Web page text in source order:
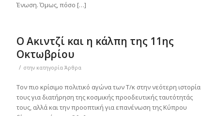
Ένωση. Όμως, πόσο […]
Ο Ακιντζί και η κάλπη της 11ης
Οκτωβρίου
/ στην κατηγορία Άρθρα
Τον πιο κρίσιμο πολιτικό αγώνα των Τ/κ στην νεότερη ιστορία
τους για διατήρηση της κοσμικής προοδευτικής ταυτότητάς
τους, αλλά και την προοπτική για επανένωση της Κύπρου